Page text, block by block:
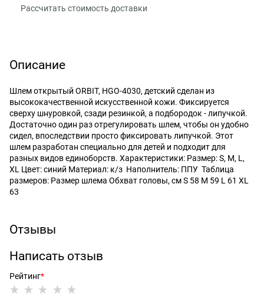
Рассчитать стоимость доставки
Описание
Шлем открытый ORBIT, HGO-4030, детский сделан из
высококачественной искусственной кожи. Фиксируется
сверху шнуровкой, сзади резинкой, а подбородок - липучкой.
Достаточно один раз отрегулировать шлем, чтобы он удобно
сидел, впоследствии просто фиксировать липучкой. Этот
шлем разработан специально для детей и подходит для
разных видов единоборств. Характеристики: Размер: S, M, L,
XL Цвет: синий Материал: к/з Наполнитель: ППУ Таблица
размеров: Размер шлема Обхват головы, см S 58 M 59 L 61 XL
63
Отзывы
Написать отзыв
Рейтинг